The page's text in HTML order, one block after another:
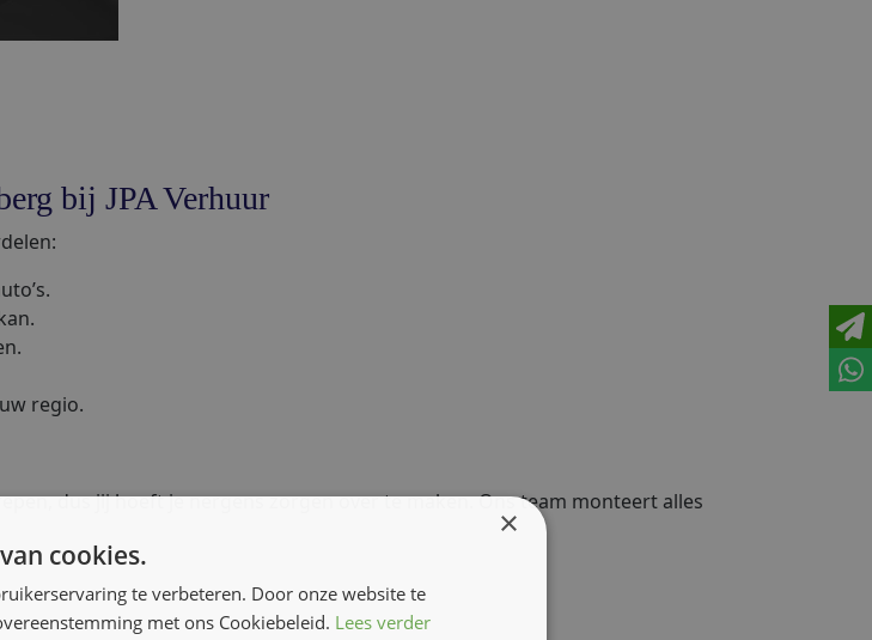
bij JPA Verhuur
regio.
dus jij hoeft je nergens zorgen over te maken. Ons team monteert alles
×
cookies.
te verbeteren. Door onze website te
met ons Cookiebeleid. Lees verder